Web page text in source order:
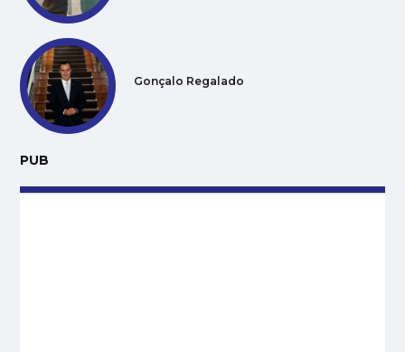
Gonçalo Regalado
PUB